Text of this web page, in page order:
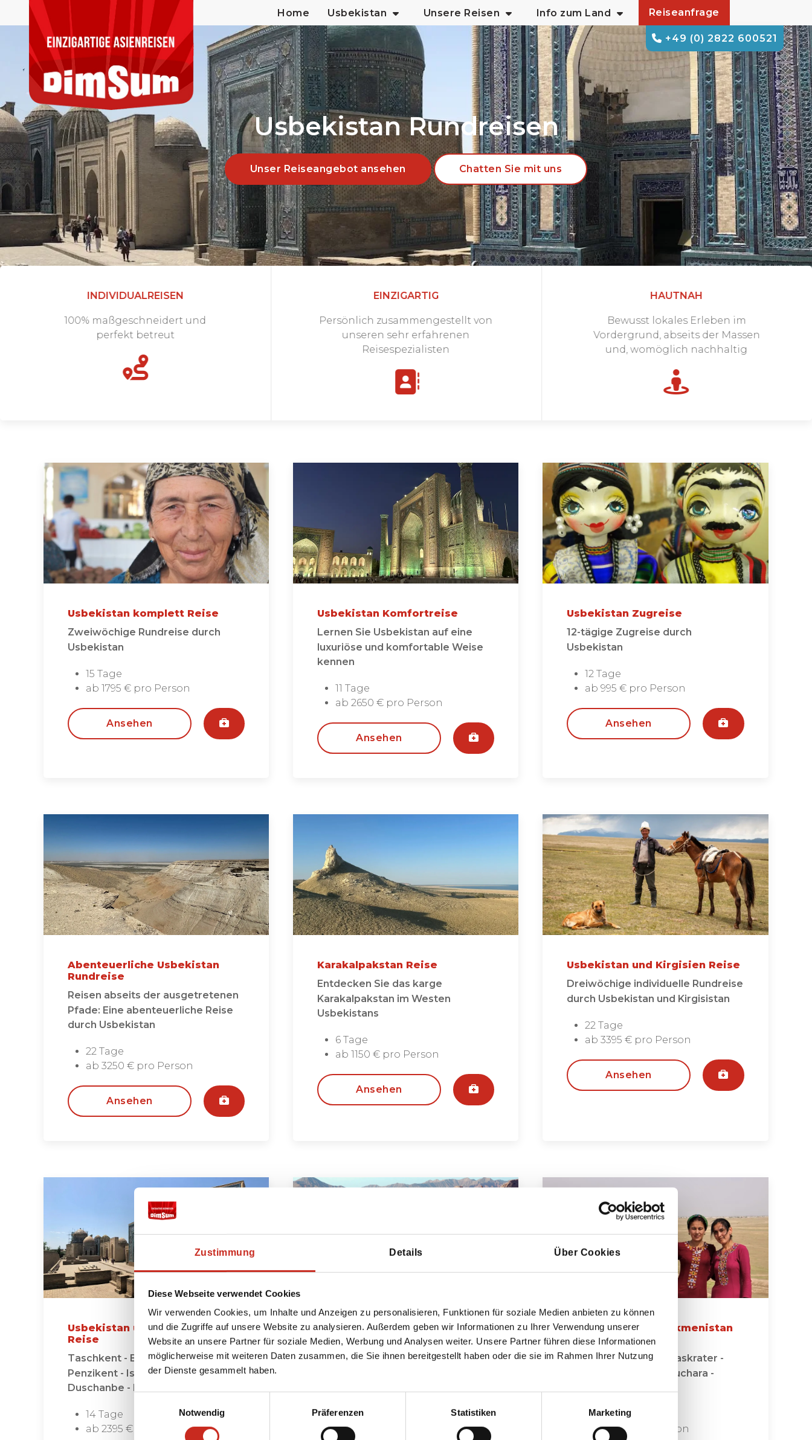
Zustimmung Details Über Cookies
Diese Webseite verwendet Cookies
Wir verwenden Cookies, um Inhalte und Anzeigen zu personalisieren, Funktionen für soziale Medien anbieten zu können
und die Zugriffe auf unsere Website zu analysieren. Außerdem geben wir Informationen zu Ihrer Verwendung unserer
Website an unsere Partner für soziale Medien, Werbung und Analysen weiter. Unsere Partner führen diese Informationen
möglicherweise mit weiteren Daten zusammen, die Sie ihnen bereitgestellt haben oder die sie im Rahmen Ihrer Nutzung
der Dienste gesammelt haben.
Notwendig
Präferenzen Statistiken Marketing
+49 (0) 2822 600521
Home Usbekistan Unsere Reisen Info zum Land Reiseanfrage
Usbekistan Rundreisen
Unser Reiseangebot ansehen Chatten Sie mit uns
INDIVIDUALREISEN
100% maßgeschneidert und
perfekt betreut
EINZIGARTIG
Persönlich zusammengestellt von
unseren sehr erfahrenen
Reisespezialisten
HAUTNAH
Bewusst lokales Erleben im
Vordergrund, abseits der Massen
und, womöglich nachhaltig
Usbekistan komplett Reise
Zweiwöchige Rundreise durch
Usbekistan
15 Tage
ab 1795 € pro Person
Ansehen
Usbekistan Komfortreise
Lernen Sie Usbekistan auf eine
luxuriöse und komfortable Weise
kennen
11 Tage
ab 2650 € pro Person
Ansehen
Usbekistan Zugreise
12-tägige Zugreise durch
Usbekistan
12 Tage
ab 995 € pro Person
Ansehen
Abenteuerliche Usbekistan
Rundreise
Reisen abseits der ausgetretenen
Pfade: Eine abenteuerliche Reise
durch Usbekistan
22 Tage
ab 3250 € pro Person
Ansehen
Karakalpakstan Reise
Entdecken Sie das karge
Karakalpakstan im Westen
Usbekistans
6 Tage
ab 1150 € pro Person
Ansehen
Usbekistan und Kirgisien Reise
Dreiwöchige individuelle Rundreise
durch Usbekistan und Kirgisistan
22 Tage
ab 3395 € pro Person
Ansehen
Usbekistan und Tadschikistan
Reise
Taschkent - Buchara - Samarkand -
Penzikent - Iskanderkul -
Duschanbe - Khujand
14 Tage
ab 2395 € pro Person
Usbekistan Alternativreise
Reise abseits der ausgetretenen
Pfade mit dieser
den Seidenstraßen-Städten lernen
14 Tage
Usbekistan und Turkmenistan
Reise
Taschkent - Chiwa / Gaskrater -
Aschgabat - Merw / Buchara -
14 Tage
ab 1795 € pro Person